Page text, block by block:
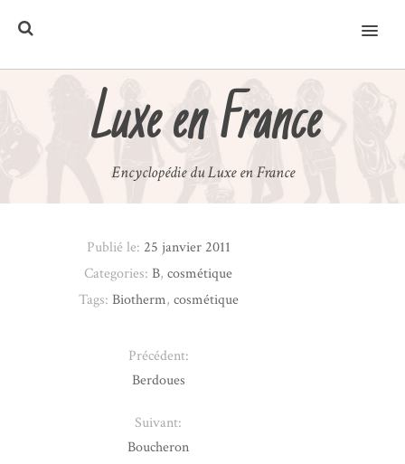
MENU
Luxe en France
Encyclopédie du Luxe en France
Publié le: 25 janvier 2011
Categories:B,cosmétique
Tags: Biotherm, cosmétique
Précédent:
Berdoues
Suivant:
Boucheron